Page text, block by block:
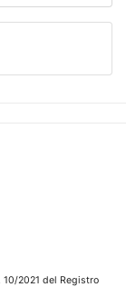
2021 del Registro